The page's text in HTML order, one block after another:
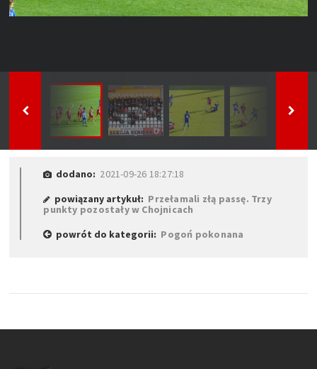
dodano: 2021-09-26 18:27:18
powiązany artykuł: Przełamali złą passę. Trzy
punkty pozostały w Chojnicach
powrót do kategorii: Pogoń pokonana